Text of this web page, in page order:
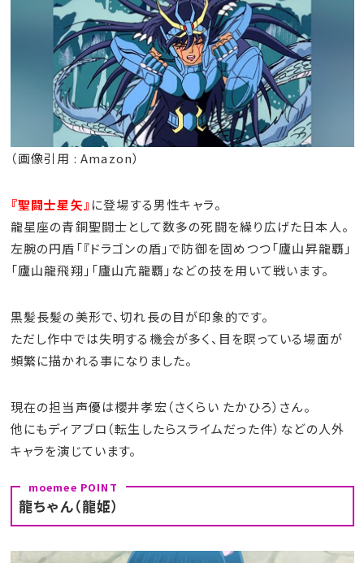
（画像引用 : Amazon）
『聖闘士星矢』 に登場する男性キャラ。
龍星座の青銅聖闘士として数多の死闘を繰り広げた日本人。
左腕の円盾「『ドラゴンの盾」で防御を固めつつ「廬山昇龍覇」
「廬山龍飛翔」「廬山亢龍覇」などの技を用いて戦います。
黒髪長髪の美形で、切れ長の目が印象的です。
ただし作中では失明する機会が多く、目を瞑っている場面が
頻繁に描かれる事になりました。
現在の担当声優は櫻井孝宏（さくらい たかひろ）さん。
他にもディアブロ（転生したらスライムだった件）などの人外
キャラを演じています。
龍ちゃん（龍姫）